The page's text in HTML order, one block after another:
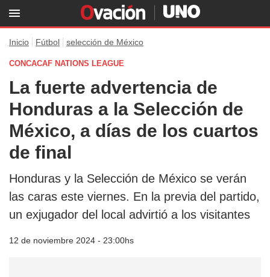
Inicio Fútbol selección de México
CONCACAF NATIONS LEAGUE
La fuerte advertencia de
Honduras a la Selección de
México, a días de los cuartos
de final
Honduras y la Selección de México se verán
las caras este viernes. En la previa del partido,
un exjugador del local advirtió a los visitantes
12 de noviembre 2024 - 23:00hs